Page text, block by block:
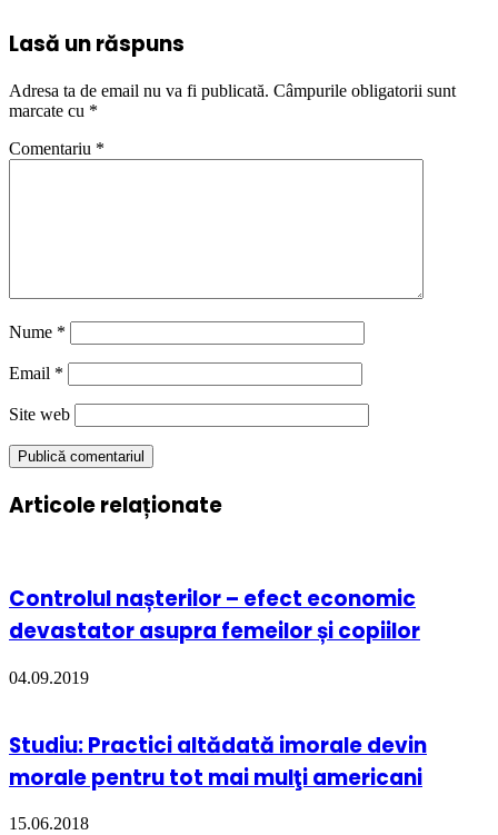
Lasă un răspuns
Adresa ta de email nu va fi publicată. Câmpurile obligatorii sunt
marcate cu *
Comentariu *
Nume *
Email *
Site web
Articole relaționate
Controlul nașterilor – efect economic
devastator asupra femeilor și copiilor
04.09.2019
Studiu: Practici altădată imorale devin
morale pentru tot mai mulţi americani
15.06.2018